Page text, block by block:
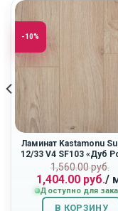
-10%
Ламинат Kastamonu
12/33 V4 SF103 «Дуб
1,560.00руб.
цена
1,560.00
1,404.00руб.
цена:
руб..
/
Доступно для
В КОРЗИНУ